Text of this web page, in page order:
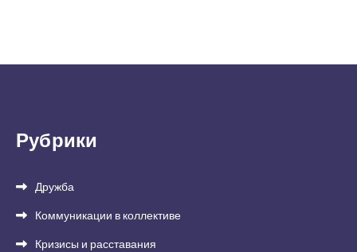
Рубрики
Дружба
Коммуникации в коллективе
Кризисы и расставания